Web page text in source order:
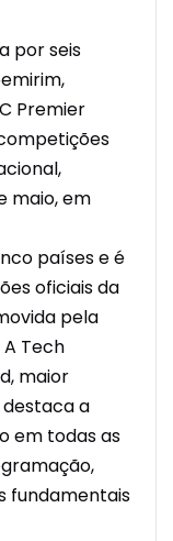
por seis
Premier
maio, em
países e é
oficiais da
pela
Tech
maior
a
em todas as
fundamentais